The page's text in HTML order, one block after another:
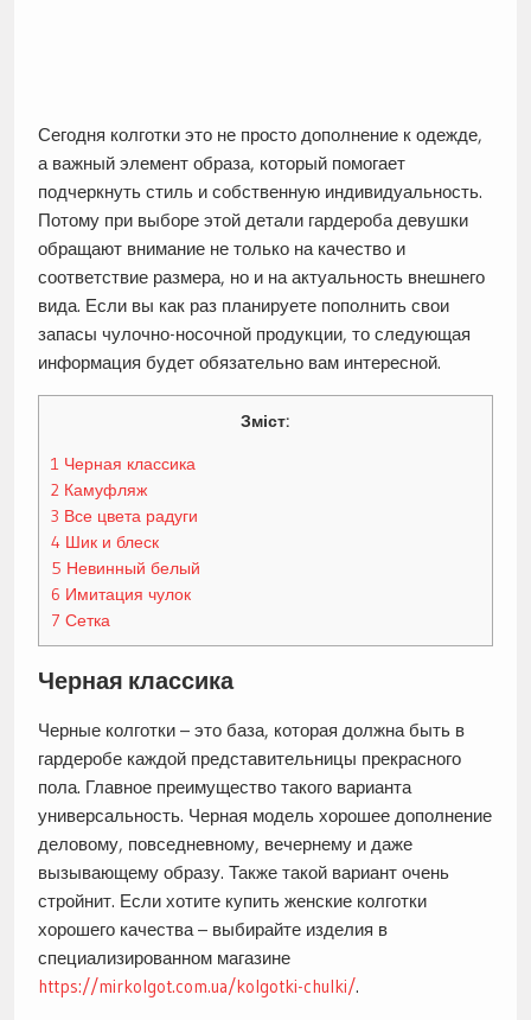
Сегодня колготки это не просто дополнение к одежде,
а важный элемент образа, который помогает
подчеркнуть стиль и собственную индивидуальность.
Потому при выборе этой детали гардероба девушки
обращают внимание не только на качество и
соответствие размера, но и на актуальность внешнего
вида. Если вы как раз планируете пополнить свои
запасы чулочно-носочной продукции, то следующая
информация будет обязательно вам интересной.
Зміст:
1 Черная классика
2Камуфляж
3 Все цвета радуги
4 Шик и блеск
5 Невинный белый
6 Имитация чулок
7 Сетка
Черная классика
Черные колготки – это база, которая должна быть в
гардеробе каждой представительницы прекрасного
пола. Главное преимущество такого варианта
универсальность. Черная модель хорошее дополнение
деловому, повседневному, вечернему и даже
вызывающему образу. Также такой вариант очень
стройнит. Если хотите купить женские колготки
хорошего качества – выбирайте изделия в
специализированном магазине
https://mirkolgot.com.ua/kolgotki-chulki/.